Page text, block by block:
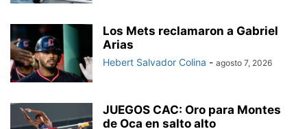
Los Mets reclamaron a Gabriel
Arias
Hebert Salvador Colina - agosto 7, 2026
JUEGOS CAC: Oro para Montes
de Oca en salto alto